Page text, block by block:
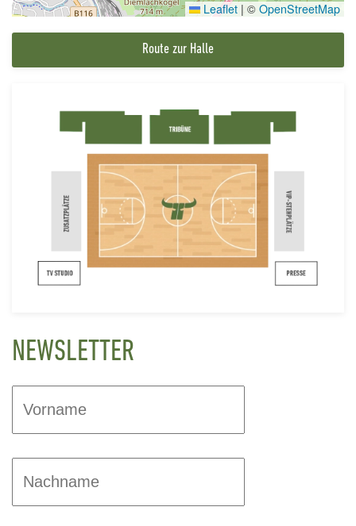
Leaflet |© OpenStreetMap
Route zur Halle
NEWSLETTER